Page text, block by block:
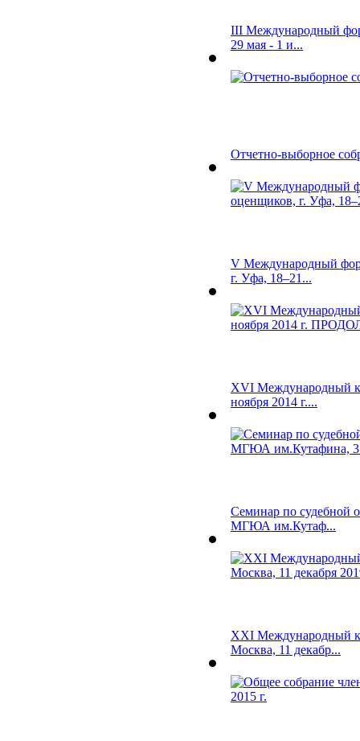
III Международный
29 мая - 1 и...
Отчетно-выборное
V Международный
г. Уфа, 18–21...
XVI Международный
ноября 2014 г....
Семинар по судебной
МГЮА им.Кутаф...
XXI Международный
Москва, 11 декабр...